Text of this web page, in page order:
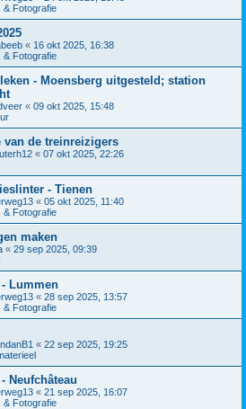
& Fotografie
« 16 okt 2025, 16:38
& Fotografie
- Moensberg uitgesteld; station
« 09 okt 2025, 15:48
van de treinreizigers
« 07 okt 2025, 22:26
- Tienen
« 05 okt 2025, 11:40
& Fotografie
maken
« 29 sep 2025, 09:39
- Lummen
« 28 sep 2025, 13:57
& Fotografie
« 22 sep 2025, 19:25
Neufchâteau
« 21 sep 2025, 16:07
& Fotografie